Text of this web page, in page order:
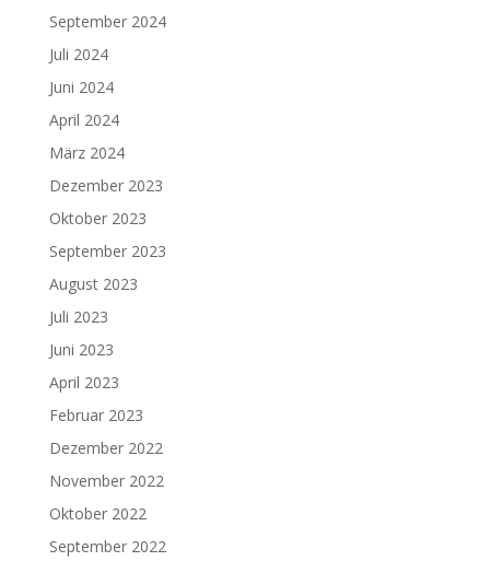
September 2024
Juli 2024
Juni 2024
April 2024
März 2024
Dezember 2023
Oktober 2023
September 2023
August 2023
Juli 2023
Juni 2023
April 2023
Februar 2023
Dezember 2022
November 2022
Oktober 2022
September 2022